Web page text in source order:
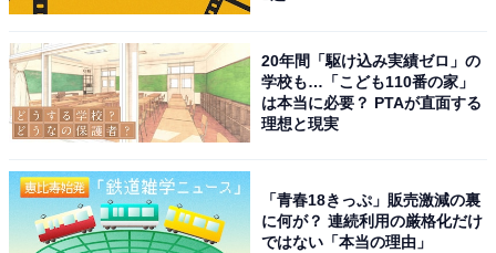
20年間「駆け込み実績ゼロ」の
学校も…「こども110番の家」
は本当に必要？ PTAが直面する
理想と現実
「青春18きっぷ」販売激減の裏
に何が？ 連続利用の厳格化だけ
ではない「本当の理由」